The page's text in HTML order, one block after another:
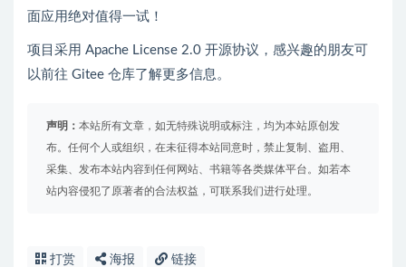
面应用绝对值得一试！
项目采用 Apache License 2.0 开源协议，感兴趣的朋友可
以前往 Gitee 仓库了解更多信息。
声明： 本站所有文章，如无特殊说明或标注，均为本站原创发
布。任何个人或组织，在未征得本站同意时，禁止复制、盗用、
采集、发布本站内容到任何网站、书籍等各类媒体平台。如若本
站内容侵犯了原著者的合法权益，可联系我们进行处理。
打赏 海报 链接